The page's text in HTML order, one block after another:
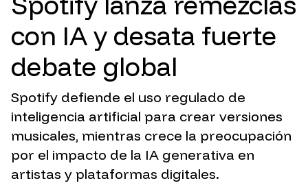
con IA y desata fuerte
debate global
Spotify defiende el uso regulado de
inteligencia artificial para crear versiones
musicales, mientras crece la preocupación
por el impacto de la IA generativa en
artistas y plataformas digitales.